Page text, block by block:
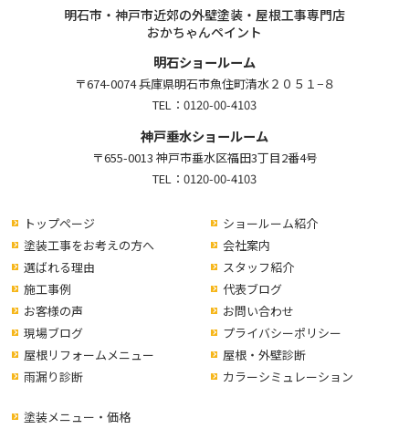
明石市・神戸市近郊の外壁塗装・屋根工事専門店
おかちゃんペイント
明石ショールーム
〒674-0074 兵庫県明石市魚住町清水２０５１−８
TEL： 0120-00-4103
神戸垂水ショールーム
〒655-0013 神戸市垂水区福田3丁目2番4号
TEL： 0120-00-4103
トップページ
塗装工事をお考えの方へ
選ばれる理由
ショールーム紹介
会社案内
スタッフ紹介
施工事例
お客様の声
現場ブログ
代表ブログ
お問い合わせ
プライバシーポリシー
屋根リフォームメニュー
雨漏り診断
屋根・外壁診断
カラーシミュレーション
塗装メニュー・価格